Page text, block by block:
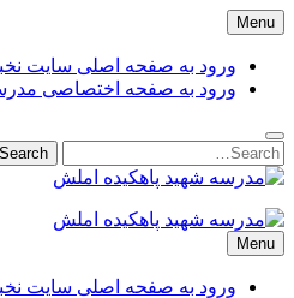
Skip
to
content
Menu
ورود به صفحه اصلی سایت
ورود به صفحه اختصاصی
Search
for:
Search
مدرسه شهید پاهکیده املش
amlash
Menu
ورود به صفحه اصلی سایت